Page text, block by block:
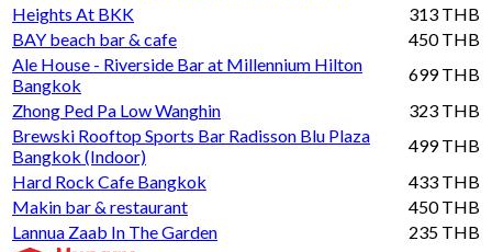
Heights At BKK
313 THB
BAY beach bar & cafe
450 THB
Ale House - Riverside Bar at Millennium Hilton
Bangkok
699 THB
Zhong Ped Pa Low Wanghin
323 THB
Brewski Rooftop Sports Bar Radisson Blu Plaza
Bangkok (Indoor)
499 THB
Hard Rock Cafe Bangkok
433 THB
Makin bar & restaurant
450 THB
Lannua Zaab In The Garden
235 THB